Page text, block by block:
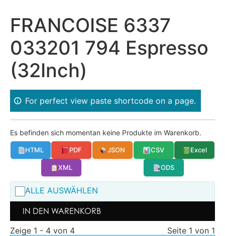
FRANCOISE 6337
033201 794 Espresso
(32Inch)
For perfect view paste shortcode on a page.
Es befinden sich momentan keine Produkte im Warenkorb.
HTML PDF JSON CSV Excel
XML ODS
ALLE AUSWÄHLEN
IN DEN WARENKORB
Zeige 1 - 4 von 4
Seite 1 von 1